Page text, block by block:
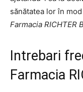
sănătatea lor în
Farmacia RICHTER
Intrebari
Farmacia